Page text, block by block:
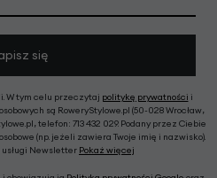
się
W tym celu przeczytaj politykę prywatności i
są RoweryStylowe.pl (50-028 Wrocław,
telefon: 713 432 029. Podany przez Ciebie
(np. jeżeli zawiera Twoje imię i nazwisko).
Newsletter Pokaż więcej